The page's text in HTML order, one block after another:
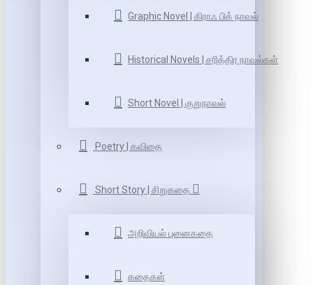
Graphic Novel | கிராஃ பிக் நாவல்
Historical Novels | சரித்திர நாவல்கள்
Short Novel | குறுநாவல்
Poetry | கவிதை
Short Story | சிறுகதை
அறிவியல் புனைகதை
கதைகள்